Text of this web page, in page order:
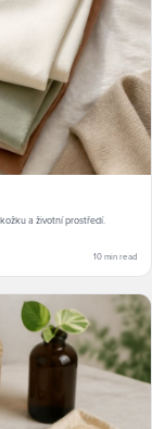
a životní prostředí.
10 min read